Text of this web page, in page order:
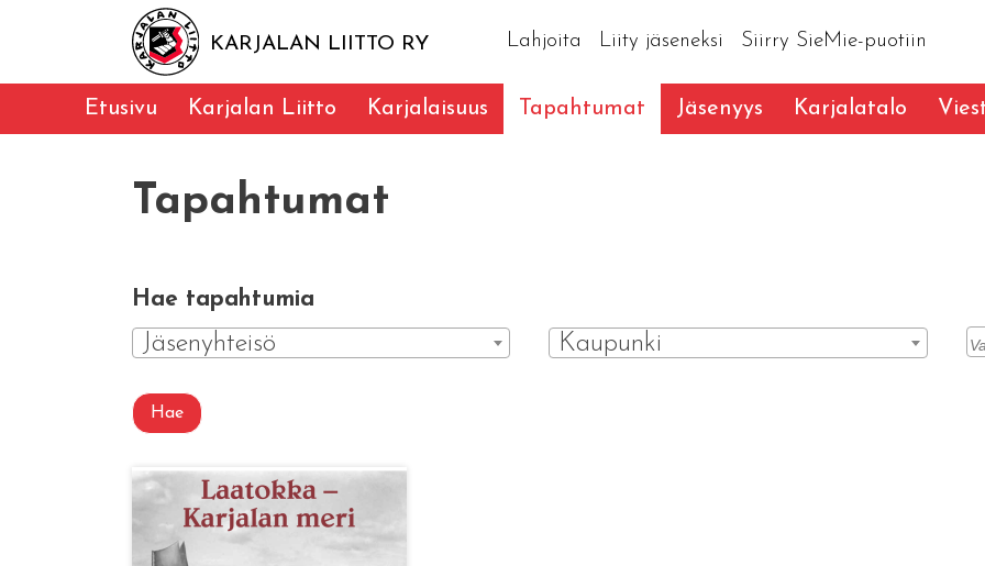
KARJALAN LIITTO RY Lahjoita Liity jäseneksi Siirry SieMie-puotiin
Etusivu Karjalan Liitto Karjalaisuus Tapahtumat Jäsenyys Karjalatalo
Tapahtumat
Hae tapahtumia
Jäsenyhteisö Kaupunki
Hae